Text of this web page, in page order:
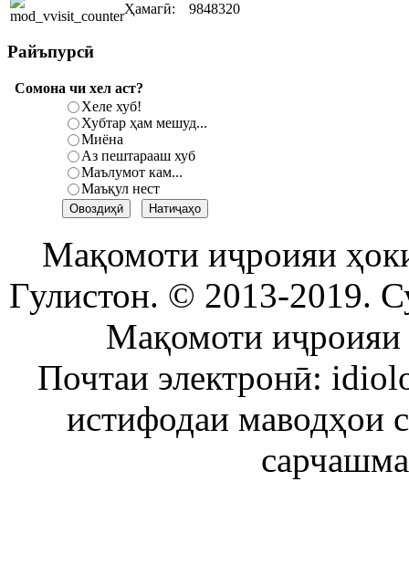
Ҳамагӣ: 9848320
Райъпурсӣ
Сомона чи хел аст?
Хеле хуб!
Хубтар ҳам мешуд...
Миёна
Аз пештарааш хуб
Маълумот кам...
Маъқул нест
Мақомоти иҷроияи
Гулистон. © 2013-2019.
Мақомоти иҷроияи
Почтаи электронӣ:
истифодаи маводҳои